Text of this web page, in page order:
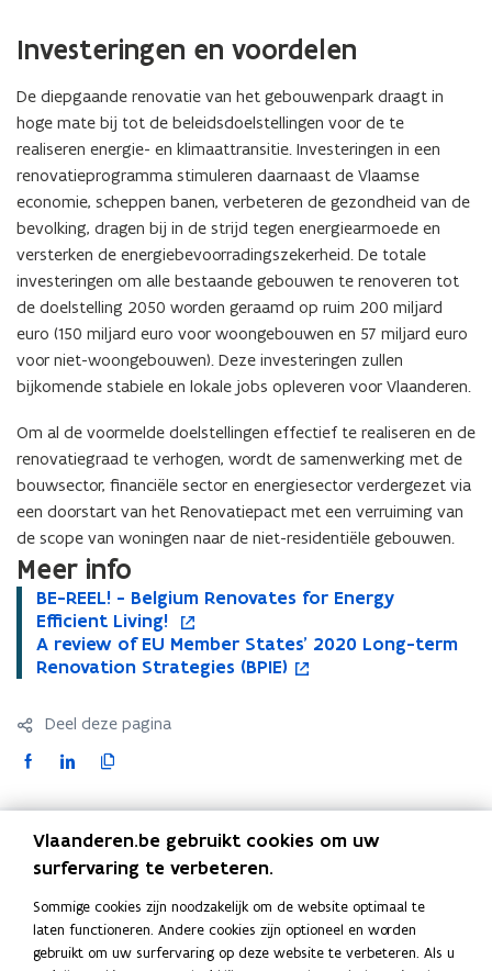
e
m
i
j
n
d
o
s
t
e
l
l
n
e
g
e
n
2
v
o
t
r
m
i
j
n
d
o
e
l
s
t
e
l
i
g
t
e
g
e
n
0
o
i
Investeringen en voordelen
De diepgaande renovatie van het gebouwenpark draagt in
hoge mate bij tot de beleidsdoelstellingen voor de te
realiseren energie- en klimaattransitie. Investeringen in een
renovatieprogramma stimuleren daarnaast de Vlaamse
economie, scheppen banen, verbeteren de gezondheid van de
bevolking, dragen bij in de strijd tegen energiearmoede en
versterken de energiebevoorradingszekerheid. De totale
investeringen om alle bestaande gebouwen te renoveren tot
de doelstelling 2050 worden geraamd op ruim 200 miljard
euro (150 miljard euro voor woongebouwen en 57 miljard euro
voor niet-woongebouwen). Deze investeringen zullen
bijkomende stabiele en lokale jobs opleveren voor Vlaanderen.
Om al de voormelde doelstellingen effectief te realiseren en de
renovatiegraad te verhogen, wordt de samenwerking met de
bouwsector, financiële sector en energiesector verdergezet via
een doorstart van het Renovatiepact met een verruiming van
de scope van woningen naar de niet-residentiële gebouwen.
Meer info
B
E
-
R
B
l
g
i
u
m
R
o
p
e
n
e
w
v
e
n
t
BE-REEL! - Belgium Renovates for Energy
Efficient Living!
B
E
-
R
B
l
g
i
u
m
R
A
r
o
E
U
M
e
m
b
o
p
n
e
u
w
v
n
A review of EU Member States’ 2020 Long-term
Renovation Strategies (BPIE)
A
r
o
E
U
M
e
m
b
Deel deze pagina
F
c
L
n
k
e
i
K
p
i
e
r
Blijf op de hoogte
VEKA-nieuwsbrieven
Snel naar
Vlaanderen.be gebruikt cookies om uw
surfervaring te verbeteren.
Sommige cookies zijn noodzakelijk om de website optimaal te
laten functioneren. Andere cookies zijn optioneel en worden
gebruikt om uw surfervaring op deze website te verbeteren. Als u